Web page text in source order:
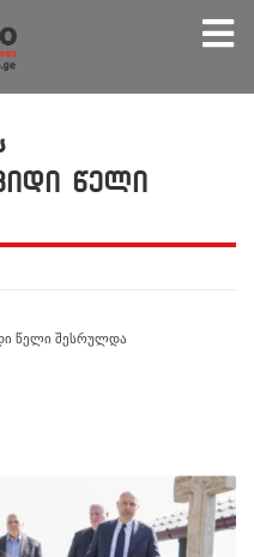
წელი
წელი შესრულდა